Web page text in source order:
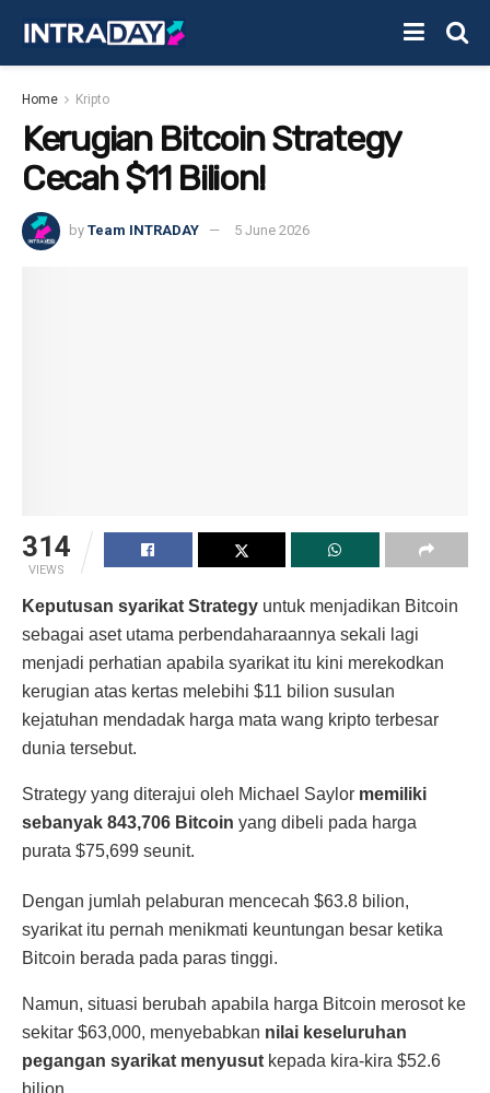
Home Kripto
Kerugian Bitcoin Strategy
Cecah $11 Bilion!
by Team INTRADAY 5 June 2026
314
VIEWS
Keputusan syarikat Strategy untuk menjadikan Bitcoin
sebagai aset utama perbendaharaannya sekali lagi
menjadi perhatian apabila syarikat itu kini merekodkan
kerugian atas kertas melebihi $11 bilion susulan
kejatuhan mendadak harga mata wang kripto terbesar
dunia tersebut.
Strategy yang diterajui oleh Michael Saylor memiliki
sebanyak 843,706 Bitcoin yang dibeli pada harga
purata $75,699 seunit.
Dengan jumlah pelaburan mencecah $63.8 bilion,
syarikat itu pernah menikmati keuntungan besar ketika
Bitcoin berada pada paras tinggi.
Namun, situasi berubah apabila harga Bitcoin merosot ke
sekitar $63,000, menyebabkan nilai keseluruhan
pegangan syarikat menyusut kepada kira-kira $52.6
bilion.